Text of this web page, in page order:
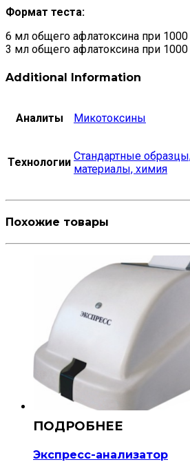
Формат теста:
6 мл общего афлатоксина при
3 мл общего афлатоксина при
Additional Information
Аналиты Микотоксины
Технологии Стандартные
материалы, химия
Похожие товары
Экспресс-анализатор